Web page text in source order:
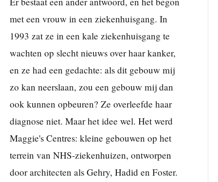
met een vrouw in een ziekenhuisgang. In
1993 zat ze in een kale ziekenhuisgang te
wachten op slecht nieuws over haar kanker,
en ze had een gedachte: als dit gebouw mij
zo kan neerslaan, zou een gebouw mij dan
ook kunnen opbeuren? Ze overleefde haar
diagnose niet. Maar het idee wel. Het werd
Maggie's Centres: kleine gebouwen op het
terrein van NHS-ziekenhuizen, ontworpen
door architecten als Gehry, Hadid en Foster.